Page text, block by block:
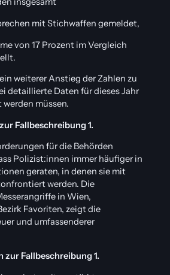
mit Stichwaffen gemeldet,
von 17 Prozent im Vergleich
weiterer Anstieg der Zahlen zu
detaillierte Daten für dieses Jahr
müssen.
Fallbeschreibung 1.
für die Behörden
Polizist:innen immer häufiger in
geraten, in denen sie mit
werden. Die
in Wien,
Favoriten, zeigt die
und umfassenderer
zur Fallbeschreibung 1.